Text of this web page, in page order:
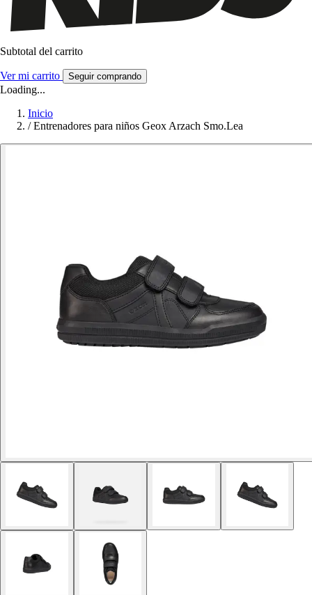
Subtotal del carrito
Ver mi carrito Seguir comprando
Loading...
Inicio
/ Entrenadores para niños Geox Arzach Smo.Lea